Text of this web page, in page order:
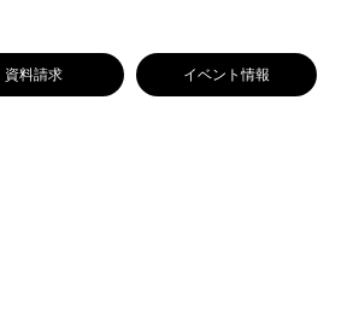
資料請求 イベント情報